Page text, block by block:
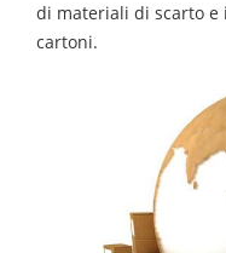
di materiali di scarto e
cartoni.